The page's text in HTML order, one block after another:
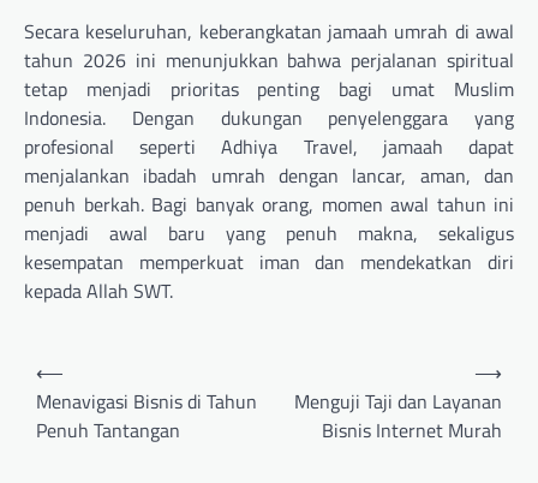
Secara keseluruhan, keberangkatan jamaah umrah di awal
tahun 2026 ini menunjukkan bahwa perjalanan spiritual
tetap menjadi prioritas penting bagi umat Muslim
Indonesia. Dengan dukungan penyelenggara yang
profesional seperti Adhiya Travel, jamaah dapat
menjalankan ibadah umrah dengan lancar, aman, dan
penuh berkah. Bagi banyak orang, momen awal tahun ini
menjadi awal baru yang penuh makna, sekaligus
kesempatan memperkuat iman dan mendekatkan diri
kepada Allah SWT.
Navigasi
pos
⟵
Menavigasi Bisnis di Tahun
Penuh Tantangan
Menguji Taji dan Layanan
Bisnis Internet Murah
⟶